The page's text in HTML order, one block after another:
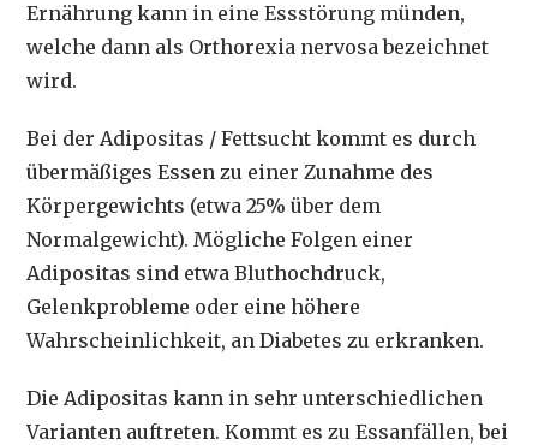
Ernährung kann in eine Essstörung münden,
welche dann als Orthorexia nervosa bezeichnet
wird.
Bei der Adipositas / Fettsucht kommt es durch
übermäßiges Essen zu einer Zunahme des
Körpergewichts (etwa 25% über dem
Normalgewicht). Mögliche Folgen einer
Adipositas sind etwa Bluthochdruck,
Gelenkprobleme oder eine höhere
Wahrscheinlichkeit, an Diabetes zu erkranken.
Die Adipositas kann in sehr unterschiedlichen
Varianten auftreten. Kommt es zu Essanfällen, bei